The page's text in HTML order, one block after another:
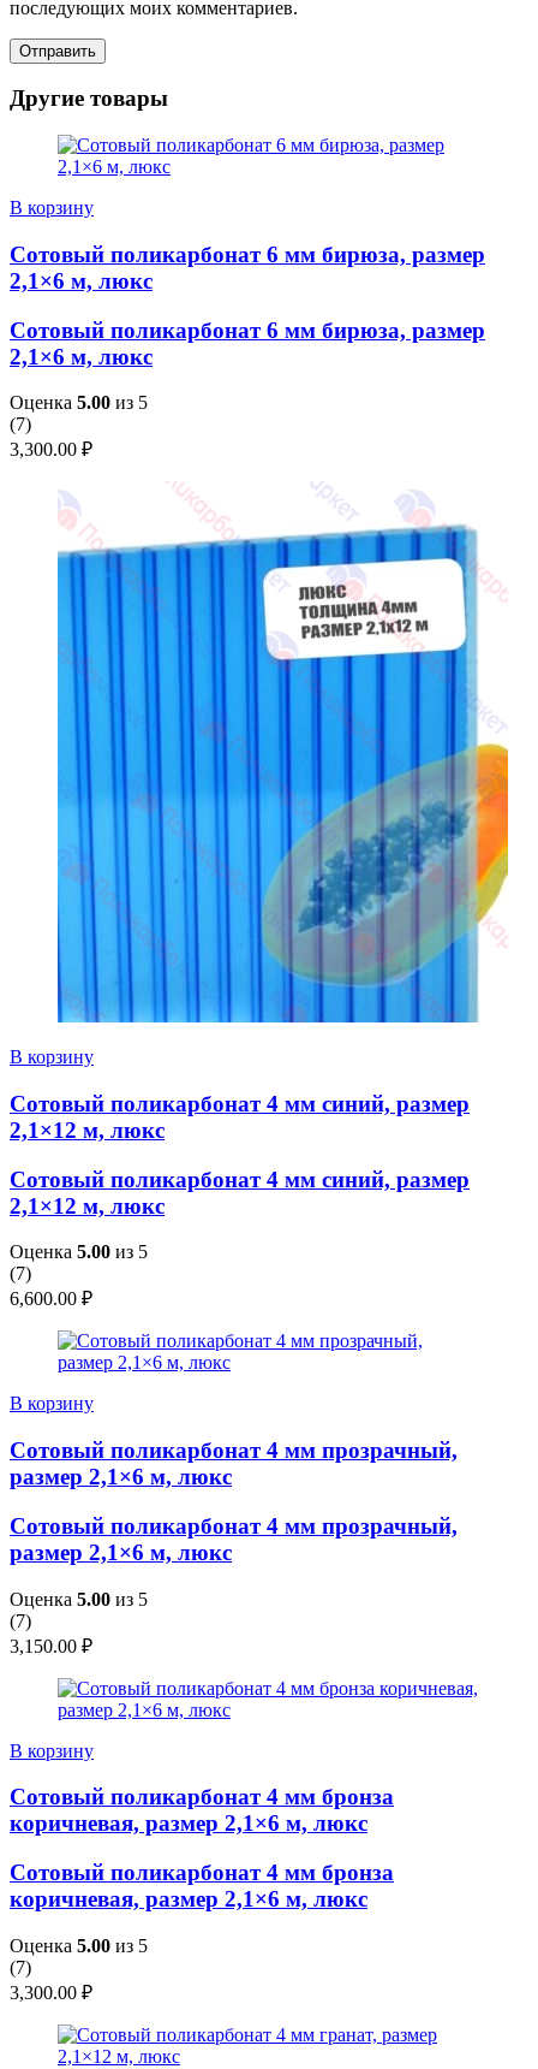
последующих моих комментариев.
Другие товары
В корзину
Сотовый поликарбонат 6 мм бирюза, размер
2,1×6 м, люкс
Сотовый поликарбонат 6 мм бирюза, размер
2,1×6 м, люкс
Оценка 5.00 из 5
(7)
3,300.00 ₽
В корзину
Сотовый поликарбонат 4 мм синий, размер
2,1×12 м, люкс
Сотовый поликарбонат 4 мм синий, размер
2,1×12 м, люкс
Оценка 5.00 из 5
(7)
6,600.00 ₽
В корзину
Сотовый поликарбонат 4 мм прозрачный,
размер 2,1×6 м, люкс
Сотовый поликарбонат 4 мм прозрачный,
размер 2,1×6 м, люкс
Оценка 5.00 из 5
(7)
3,150.00 ₽
В корзину
Сотовый поликарбонат 4 мм бронза
коричневая, размер 2,1×6 м, люкс
Сотовый поликарбонат 4 мм бронза
коричневая, размер 2,1×6 м, люкс
Оценка 5.00 из 5
(7)
3,300.00 ₽